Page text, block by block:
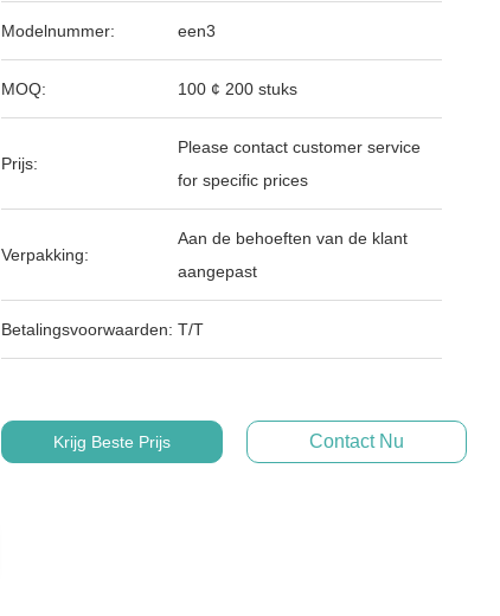
Modelnummer: een3
MOQ: 100 ¢ 200 stuks
Prijs:
Please contact customer service
for specific prices
Verpakking:
Aan de behoeften van de klant
aangepast
Betalingsvoorwaarden: T/T
Krijg Beste Prijs Contact Nu